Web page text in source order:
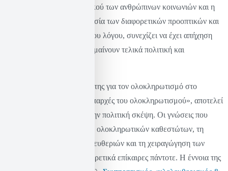
θεμελιώδους χαρακτηριστικού των ανθρώπινων κοινωνιών και η
έμφαση που δίνει στη σημασία των διαφορετικών προοπτικών και
στη ζωτικότητα του δημόσιου λόγου, συνεχίζει να έχει απήχηση
στις συζητήσεις για το τι σημαίνουν τελικά πολιτική και
Πέρα από αυτό, η ανάλυσή της για τον ολοκληρωτισμό στο
θεμελιώδες έργο της «Οι απαρχές του ολοκληρωτισμού», αποτελεί
πρωτοποριακή συμβολή στην πολιτική σκέψη. Οι γνώσεις που
προσέφερε για τη φύση των ολοκληρωτικών καθεστώτων, τη
διάβρωση των ατομικών ελευθεριών και τη χειραγώγηση των
κοινωνιών παραμένουν εξαιρετικά επίκαιρες πάντοτε. Η έννοια της